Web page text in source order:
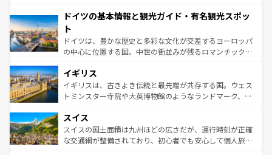
せる。地方によって風土や気候が異なるスペインはその個
ンテンツ一覧 を参照してほしい。
で、幅広い魅力が詰まっている。華麗な宮殿、歴史的な大
聖堂、美しいビーチ、そして豊かな自然が、訪れる者を心
から魅了する。また、フランスは美食の国としても知ら
れ、フランス料理はユネスコ無形文化遺産にも登録されて
香り高いラベンダー畑など、多彩な楽しみ方が可能だ。さ
らに、パリ以外の地域にも魅力が溢れており、どの街角に
も豊かな歴史と文化が息づいている。パリ以外の個性あふ
を参照してほしい。
ドイツの基本情報と観光ガイド・有名観光スポッ
ト
ドイツは、豊かな歴史と多彩な文化が交差するヨーロッパ
の中心に位置する国。中世の街並みが残るロマンチック街
顔を持つこの国は、どこを歩いても飽きることがない。ベ
ルリンの文化的活気、バイエルン州のアルプスの絶景、そ
してライン川沿いのワイン畑といった風景は必見。ビール
は、お酒好きな人にはぜひ体験してほしい。 なお、新着の
ドイツ情報はコンテンツ一覧を参照してほしい。
イギリス
イギリスは、古きよき伝統と最先端が共存する国。ウェス
トミンスター寺院や大英博物館のようなランドマーク、歴
リアごとに異なる魅力がある。また、優雅なアフタヌーン
ティー、ビール好きにはたまらない英国パブ、サッカー観
戦など、本場だからこそできる体験も豊富。イギリスを旅
スイス
スイスの国土面積は九州ほどの広さだが、運行時刻が正確
な交通網が整備されており、初心者でも安心して個人旅行